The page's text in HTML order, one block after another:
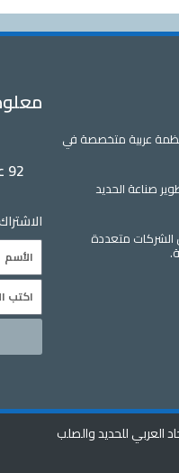
للحديد والصلب عام 1972 كأول منظمة عربية متخصصة في
صناعة الحديد
الشركات متعددة
92 عضو
Name
Email
العربي للحديد والصلب